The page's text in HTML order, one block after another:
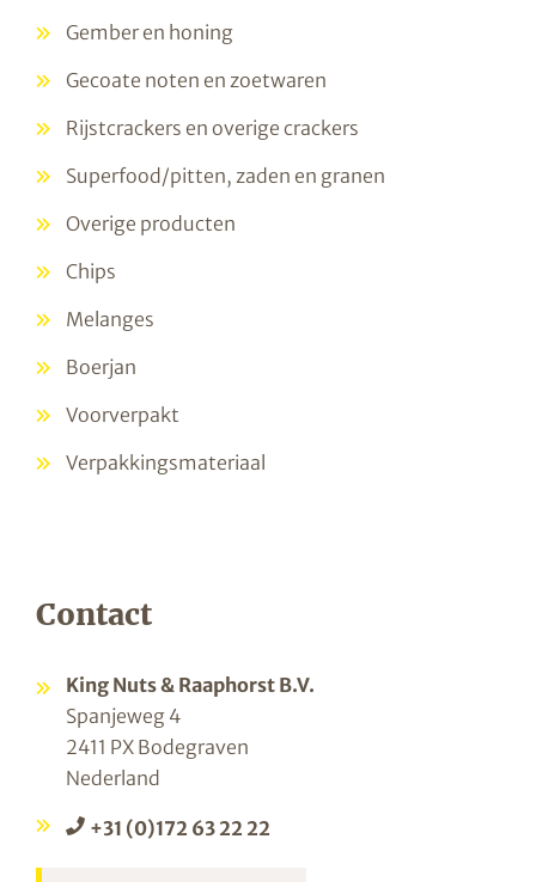
Gember en honing
Gecoate noten en zoetwaren
Rijstcrackers en overige crackers
Superfood/pitten, zaden en granen
Overige producten
Chips
Melanges
Boerjan
Voorverpakt
Verpakkingsmateriaal
Contact
King Nuts & Raaphorst B.V.
Spanjeweg 4
2411 PX Bodegraven
Nederland
+31 (0)172 63 22 22